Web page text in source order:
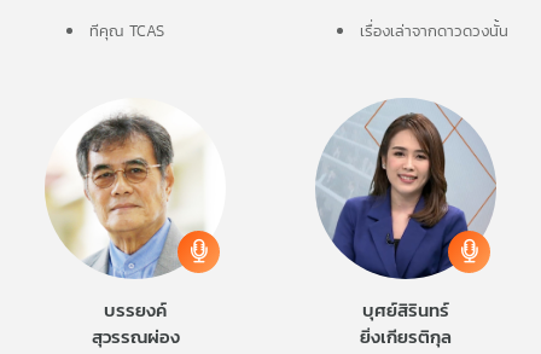
ทีคุณ TCAS เรื่องเล่าจากดาวดวงนั้น
บรรยงค์
สุวรรณผ่อง
บุศย์สิรินทร์
ยิ่งเกียรติกุล